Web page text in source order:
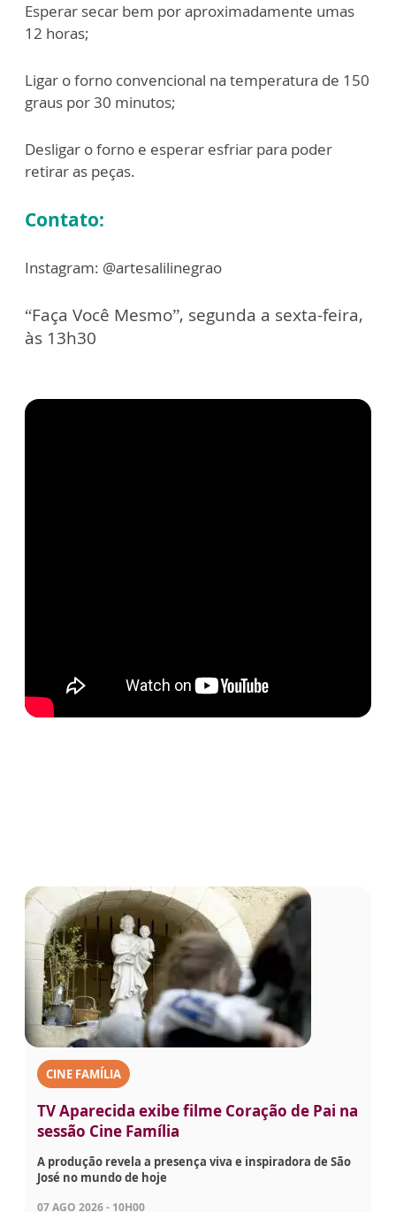
Esperar secar bem por aproximadamente umas
12 horas;
Ligar o forno convencional na temperatura de 150
graus por 30 minutos;
Desligar o forno e esperar esfriar para poder
retirar as peças.
Contato:
Instagram: @artesalilinegrao
“Faça Você Mesmo”, segunda a sexta-feira,
às 13h30
CINE FAMÍLIA
TV Aparecida exibe filme Coração de Pai na
sessão Cine Família
A produção revela a presença viva e inspiradora de São
José no mundo de hoje
07 AGO 2026 - 10H00